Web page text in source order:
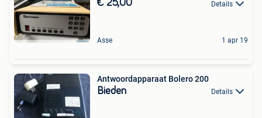
€ 25,00 Details
Asse 1 apr 19
Antwoordapparaat Bolero 200
Bieden Details